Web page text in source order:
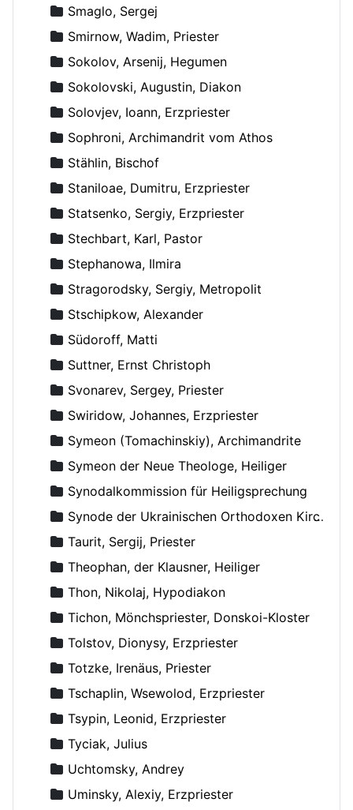
Smaglo, Sergej
Smirnow, Wadim, Priester
Sokolov, Arsenij, Hegumen
Sokolovski, Augustin, Diakon
Solovjev, Ioann, Erzpriester
Sophroni, Archimandrit vom Athos
Stählin, Bischof
Staniloae, Dumitru, Erzpriester
Statsenko, Sergiy, Erzpriester
Stechbart, Karl, Pastor
Stephanowa, Ilmira
Stragorodsky, Sergiy, Metropolit
Stschipkow, Alexander
Südoroff, Matti
Suttner, Ernst Christoph
Svonarev, Sergey, Priester
Swiridow, Johannes, Erzpriester
Symeon (Tomachinskiy), Archimandrite
Symeon der Neue Theologe, Heiliger
Synodalkommission für Heiligsprechung
Synode der Ukrainischen Orthodoxen Kirche
Taurit, Sergij, Priester
Theophan, der Klausner, Heiliger
Thon, Nikolaj, Hypodiakon
Tichon, Mönchspriester, Donskoi-Kloster
Tolstov, Dionysy, Erzpriester
Totzke, Irenäus, Priester
Tschaplin, Wsewolod, Erzpriester
Tsypin, Leonid, Erzpriester
Tyciak, Julius
Uchtomsky, Andrey
Uminsky, Alexiy, Erzpriester